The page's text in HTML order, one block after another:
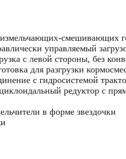
смешивающих
управляемый
с левой стороны, без
для разгрузки
с гидросистемой
редуктор с
в форме звездочки